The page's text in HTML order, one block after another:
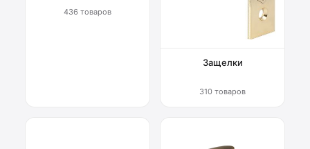
436 товаров
Защелки
310 товаров